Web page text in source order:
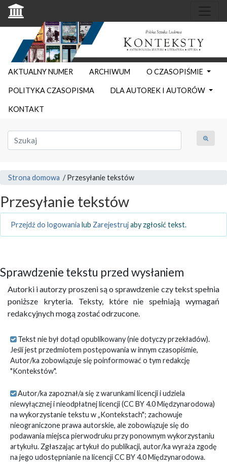
AKTUALNY NUMER ARCHIWUM O CZASOPIŚMIE
POLITYKA CZASOPISMA DLA AUTOREK I AUTORÓW
KONTAKT
Strona domowa /Przesyłanie tekstów
Przesyłanie tekstów
Przejdź do logowania lub Zarejestrujaby zgłosić tekst.
Sprawdzenie tekstu przed wysłaniem
Autorki i autorzy proszeni są o sprawdzenie czy tekst spełnia
poniższe kryteria. Teksty, które nie spełniają wymagań
redakcyjnych mogą zostać odrzucone.
Tekst nie był dotąd opublikowany (nie dotyczy przekładów).
Jeśli jest przedmiotem postępowania w innym czasopiśmie,
Autor/ka zobowiązuje się poinformować o tym redakcję
"Kontekstów".
Autor/ka zapoznał/a się z warunkami licencji i udziela
niewyłącznej i nieodpłatnej licencji (CC BY 4.0 Międzynarodowa)
na wykorzystanie tekstu w „Kontekstach"; zachowuje
nieograniczone prawa autorskie, ale zobowiązuje się do
podawania miejsca pierwodruku przy ponownym wykorzystaniu
artykułu. Zgłaszając artykuł do publikacji, autor/ka wyraża zgodę
na jego udostępnianie na licencji CC BY 4.0 Międzynarodowa.